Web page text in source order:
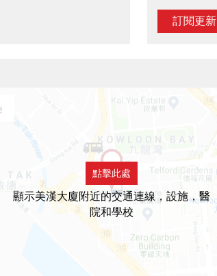
訂閱更新
點擊此處
顯示美漢大廈附近的交通連線，設施，醫
院和學校